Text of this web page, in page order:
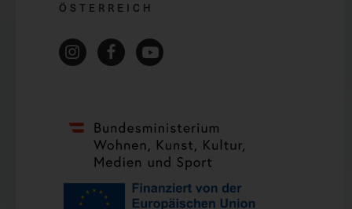
ÖSTERREICH